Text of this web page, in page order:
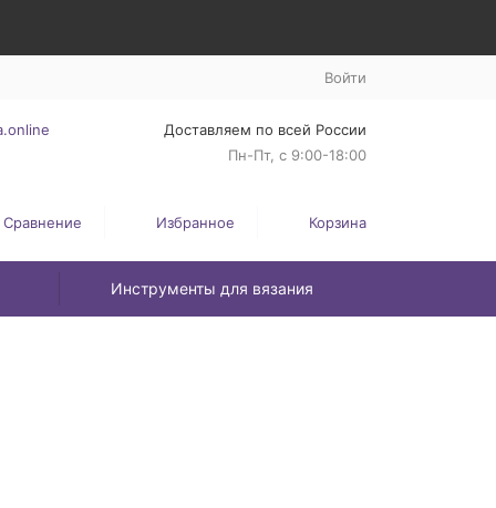
Войти
Доставляем по всей России
Пн-Пт, с 9:00-18:00
Сравнение Избранное Корзина
Инструменты для вязания